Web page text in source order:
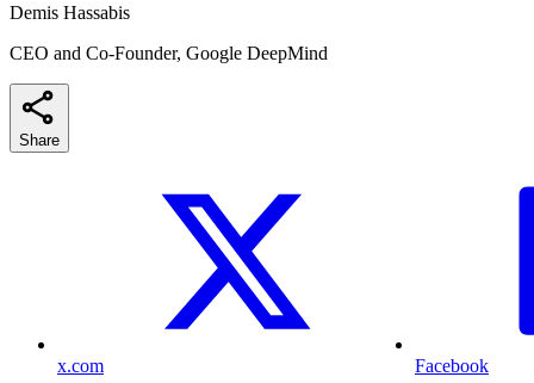
Demis Hassabis
CEO and Co-Founder, Google DeepMind
Share
x.com Facebook